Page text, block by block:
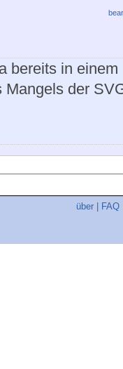
bereits in
Mangels der
über FAQ